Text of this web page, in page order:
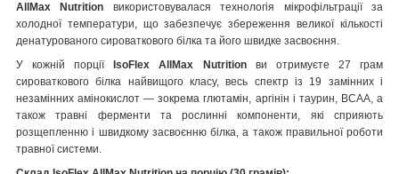
AllMax Nutrition використовувалася технологія мікрофільтрації за
холодної температури, що забезпечує збереження великої кількості
денатурованого сироваткового білка та його швидке засвоєння.
У кожній порції
IsoFlex AllMax Nutrition ви отримуєте 27 грам
сироваткового білка найвищого класу, весь спектр із 19 замінних і
незамінних амінокислот — зокрема глютамін, аргінін і таурин, BCAA, а
також травні ферменти та рослинні компоненти, які сприяють
розщепленню і швидкому засвоєнню білка, а також правильної роботи
травної системи.